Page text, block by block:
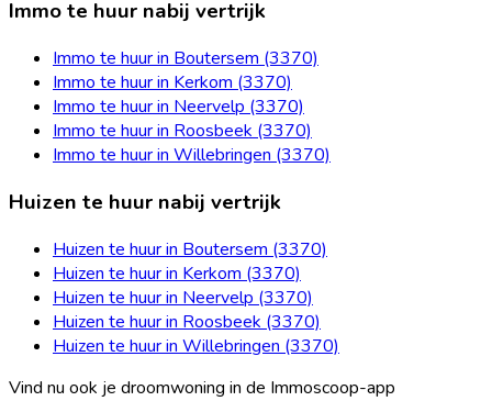
Immo te huur nabij vertrijk
Immo te huur in Boutersem (3370)
Immo te huur in Kerkom (3370)
Immo te huur in Neervelp (3370)
Immo te huur in Roosbeek (3370)
Immo te huur in Willebringen (3370)
Huizen te huur nabij vertrijk
Huizen te huur in Boutersem (3370)
Huizen te huur in Kerkom (3370)
Huizen te huur in Neervelp (3370)
Huizen te huur in Roosbeek (3370)
Huizen te huur in Willebringen (3370)
Vind nu ook je droomwoning in de Immoscoop-app